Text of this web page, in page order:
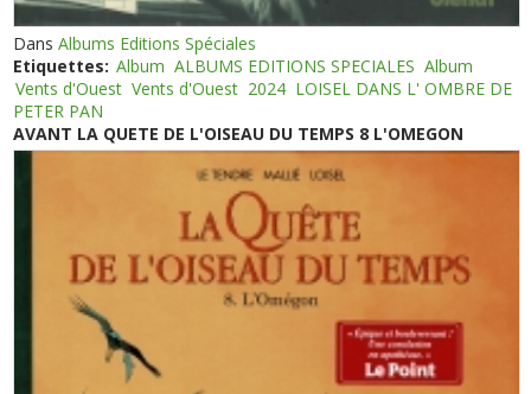
DansAlbums Editions Spéciales
Etiquettes: Album ALBUMS EDITIONS SPECIALES Album
Vents d'Ouest Vents d'Ouest 2024 LOISEL DANS L' OMBRE DE
PETER PAN
AVANT LA QUETE DE L'OISEAU DU TEMPS 8 L'OMEGON